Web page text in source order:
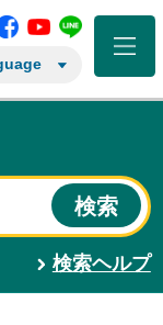
ージ
吹町 Instagram
矢吹町矢吹町矢吹町
検索ヘルプ